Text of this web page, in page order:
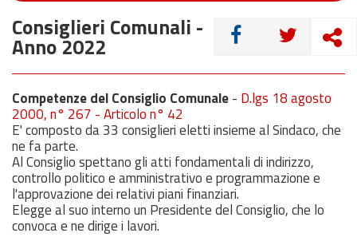
CONDIVIDI
Consiglieri Comunali -
Anno 2022
Competenze del Consiglio Comunale- D.lgs 18 agosto
2000, n° 267 - Articolo n° 42
E' composto da 33 consiglieri eletti insieme al Sindaco, che
ne fa parte.
Al Consiglio spettano gli atti fondamentali di indirizzo,
controllo politico e amministrativo e programmazione e
l'approvazione dei relativi piani finanziari.
Elegge al suo interno un Presidente del Consiglio, che lo
convoca e ne dirige i lavori.